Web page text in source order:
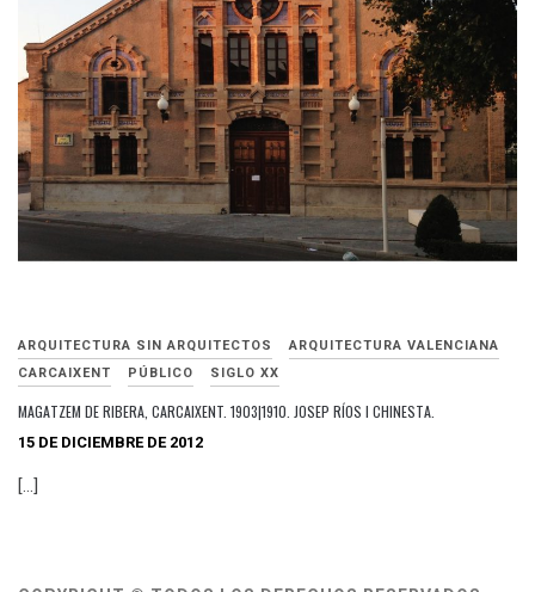
ARQUITECTURA SIN ARQUITECTOS
ARQUITECTURA VALENCIANA
CARCAIXENT
PÚBLICO SIGLO XX
MAGATZEM DE RIBERA, CARCAIXENT. 1903|1910. JOSEP RÍOS I CHINESTA.
15 DE DICIEMBRE DE 2012
[…]